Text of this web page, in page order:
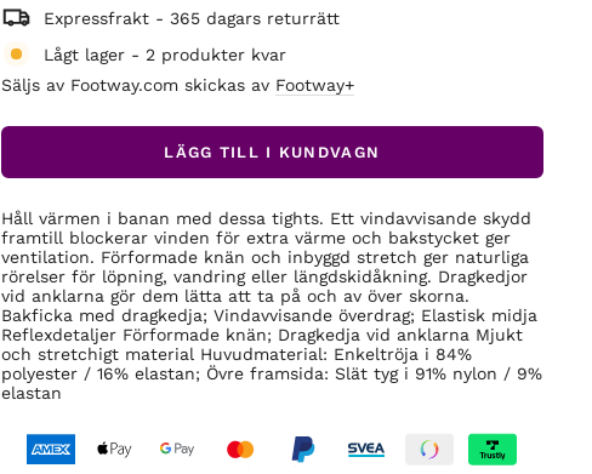
Expressfrakt - 365 dagars returrätt
Lågt lager - 2 produkter kvar
Säljs av Footway.com skickas av Footway+
LÄGG TILL I KUNDVAGN
Håll värmen i banan med dessa tights. Ett vindavvisande skydd
framtill blockerar vinden för extra värme och bakstycket ger
ventilation. Förformade knän och inbyggd stretch ger naturliga
rörelser för löpning, vandring eller längdskidåkning. Dragkedjor
vid anklarna gör dem lätta att ta på och av över skorna.
Bakficka med dragkedja; Vindavvisande överdrag; Elastisk midja
Reflexdetaljer Förformade knän; Dragkedja vid anklarna Mjukt
och stretchigt material Huvudmaterial: Enkeltröja i 84%
polyester / 16% elastan; Övre framsida: Slät tyg i 91% nylon / 9%
elastan